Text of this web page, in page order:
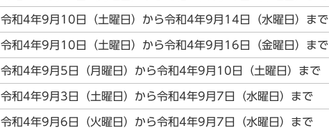
令和4年9月10日（土曜日）から令和4年9月14日（水曜日）まで
令和4年9月10日（土曜日）から令和4年9月16日（金曜日）まで
令和4年9月5日（月曜日）から令和4年9月10日（土曜日）まで
令和4年9月3日（土曜日）から令和4年9月7日（水曜日）まで
令和4年9月6日（火曜日）から令和4年9月7日（水曜日）まで